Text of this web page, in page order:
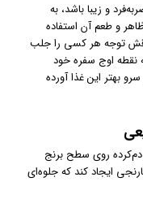
و زیبا باشد، به
و طعم آن استفاده
توجه هر کسی را جلب
نقطه اوج سفره خود
بهتر این غذا آورده
دم‌کرده روی سطح برنج
ایجاد کند که جلوه‌ای